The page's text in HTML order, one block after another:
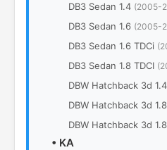
DB3 Sedan 1.4 (2005-
DB3 Sedan 1.6 (2005-
DB3 Sedan 1.6 TDCi
DB3 Sedan 1.8 TDCI
DBW Hatchback 3d 1.4
DBW Hatchback 3d 1.8
DBW Hatchback 3d
• KA